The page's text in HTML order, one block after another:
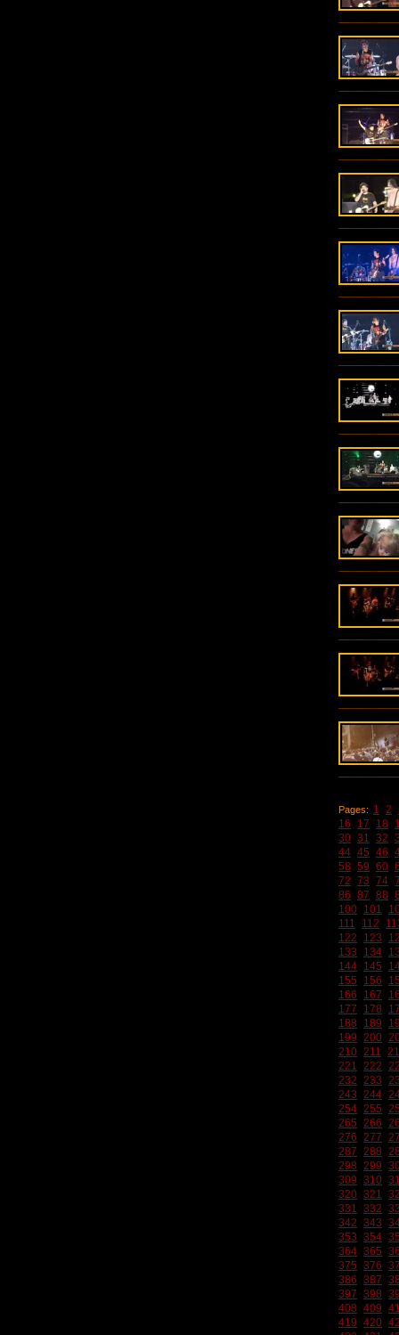
Pages: 1 2
16
17 18
30 31 32
44 45 46
58 59 60
72 73 74
86 87 88
100 101
111
112
122
123
133
134
144 145
155
156
166
167
177
178
188
189
199 200
210 211
221 222
232 233
243 244
254 255
265 266
276 277
287 288
298 299
309 310
320 321
331 332
342 343
353 354
364 365
375 376
386 387
397 398
408 409
419 420